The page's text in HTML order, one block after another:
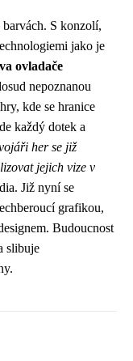
S konzolí,
jako je
ovladače
nepoznanou
kde se hranice
každý dotek a
her se již
jejich vize v
Již nyní se
grafikou,
Budoucnost
slibuje